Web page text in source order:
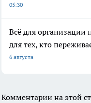
05:30
Всё для организации
для тех, кто
6 августа
Комментарии на этой